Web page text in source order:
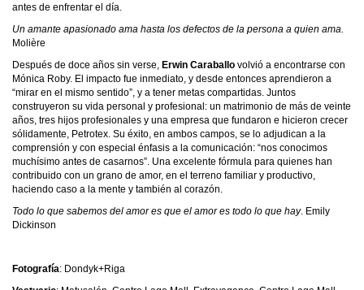
antes de enfrentar el día.
Un amante apasionado ama hasta los defectos de la persona a quien ama.
Molière
Después de doce años sin verse, Erwin Caraballo volvió a encontrarse con
Mónica Roby. El impacto fue inmediato, y desde entonces aprendieron a
“mirar en el mismo sentido”, y a tener metas compartidas. Juntos
construyeron su vida personal y profesional: un matrimonio de más de veinte
años, tres hijos profesionales y una empresa que fundaron e hicieron crecer
sólidamente, Petrotex. Su éxito, en ambos campos, se lo adjudican a la
comprensión y con especial énfasis a la comunicación: “nos conocimos
muchísimo antes de casarnos”. Una excelente fórmula para quienes han
contribuido con un grano de amor, en el terreno familiar y productivo,
haciendo caso a la mente y también al corazón.
Todo lo que sabemos del amor es que el amor es todo lo que hay. Emily
Dickinson
Fotografía: Dondyk+Riga